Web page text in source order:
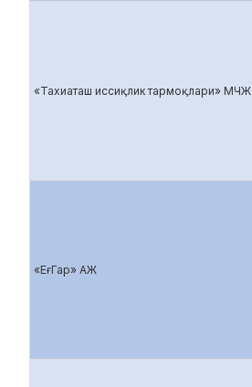
«Тахиаташ иссиқлик тармоқлари» МЧЖ
«ЕғГар» АЖ